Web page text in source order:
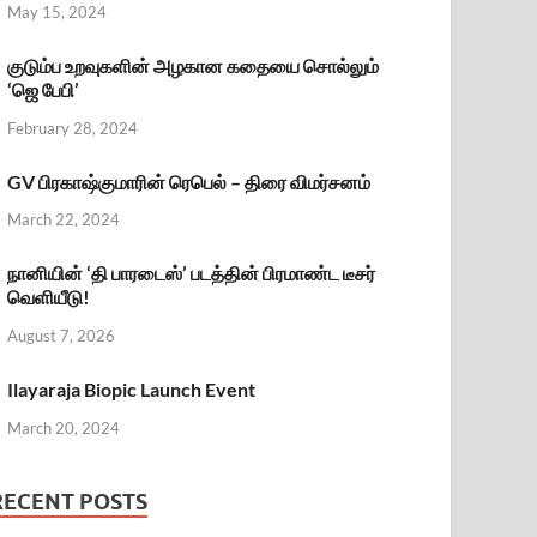
May 15, 2024
குடும்ப உறவுகளின் அழகான கதையை சொல்லும்
‘ஜெ பேபி’
February 28, 2024
GV பிரகாஷ்குமாரின் ரெபெல் – திரை விமர்சனம்
March 22, 2024
நானியின் ‘தி பாரடைஸ்’ படத்தின் பிரமாண்ட டீசர்
வெளியீடு!
August 7, 2026
Ilayaraja Biopic Launch Event
March 20, 2024
POSTS